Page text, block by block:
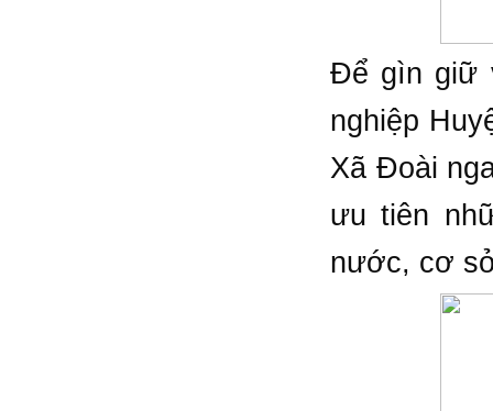
Để gìn giữ
nghiệp
Xã Đoài
ưu tiên
nước, cơ